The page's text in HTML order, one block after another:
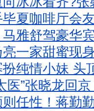
夏咖啡厅会
雅舒驾豪华
一家甜蜜现
纯情小妹 头
医”张晓龙回
任性！蒋勤